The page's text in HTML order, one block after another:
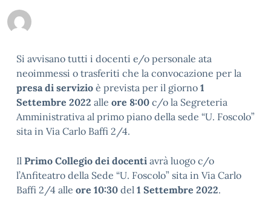
Si avvisano tutti i docenti e/o personale ata
neoimmessi o trasferiti che la convocazione per la
presa di servizio è prevista per il giorno 1
Settembre 2022 alle ore 8:00 c/o la Segreteria
Amministrativa al primo piano della sede “U. Foscolo”
sita in Via Carlo Baffi 2/4.
Il Primo Collegio dei docenti avrà luogo c/o
l’Anfiteatro della Sede “U. Foscolo” sita in Via Carlo
Baffi 2/4 alle ore 10:30 del 1 Settembre 2022.